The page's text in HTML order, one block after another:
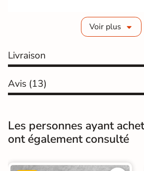
Voir plus
Livraison
Avis (13)
Les personnes ayant
ont également consulté